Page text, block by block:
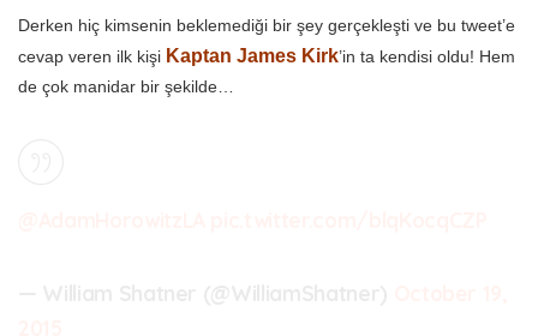
Derken hiç kimsenin beklemediği bir şey gerçekleşti ve bu tweet’e
cevap veren ilk kişi Kaptan James Kirk’in ta kendisi oldu! Hem
de çok manidar bir şekilde…